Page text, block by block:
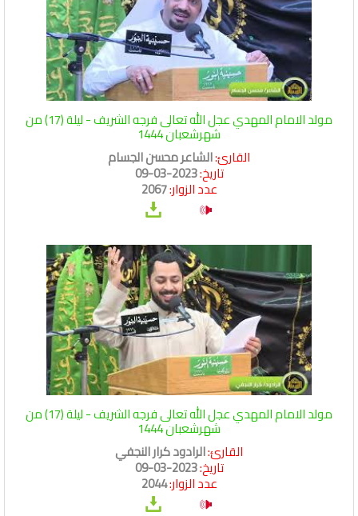
مولد الامام المهدي عجل الله تعالى فرجه الشريف - ليلة (17) من
شهرشعبان 1444
القارئ:الشاعر محسن الجسام
تاريخ:2023-03-09
عدد الزوار:2067
مولد الامام المهدي عجل الله تعالى فرجه الشريف - ليلة (17) من
شهرشعبان 1444
القارئ:الرادود كرار النجفي
تاريخ:2023-03-09
عدد الزوار:2044